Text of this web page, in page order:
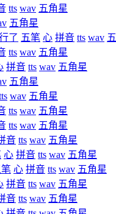
tts wav 五角星
五角星
了 五笔 心 拼音 tts wav
tts wav 五角星
拼音 tts wav 五角星
五角星
wav 五角星
tts wav 五角星
tts wav 五角星
音 tts wav 五角星
心 拼音 tts wav 五角星
心 拼音 tts wav 五角星
拼音 tts wav 五角星
音 tts wav 五角星